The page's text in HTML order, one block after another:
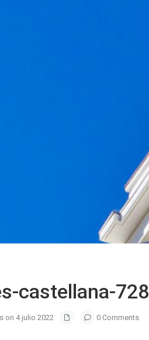
castellana-728
on 4 julio 2022 0 Comments